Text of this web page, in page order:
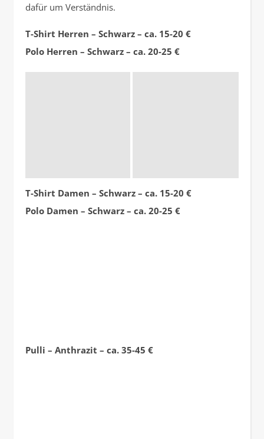
dafür um Verständnis.
T-Shirt Herren – Schwarz – ca. 15-20 €
Polo Herren – Schwarz – ca. 20-25 €
T-Shirt Damen – Schwarz – ca. 15-20 €
Polo Damen – Schwarz – ca. 20-25 €
Pulli – Anthrazit – ca. 35-45 €